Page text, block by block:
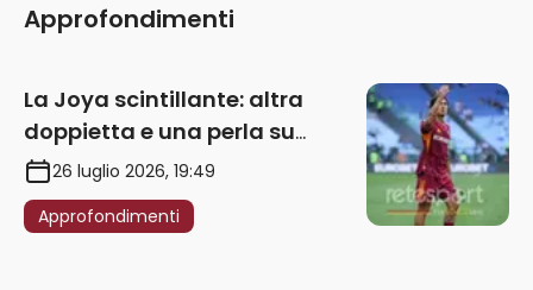
Approfondimenti
La Joya scintillante: altra
doppietta e una perla su
punizione – VIDEO
26 luglio 2026, 19:49
Approfondimenti